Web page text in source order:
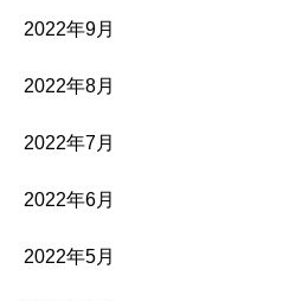
2022年9月
2022年8月
2022年7月
2022年6月
2022年5月